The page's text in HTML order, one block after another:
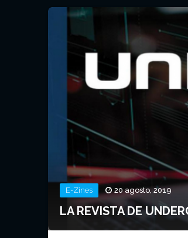
E-Zines 20 agosto, 2019
LA REVISTA DE